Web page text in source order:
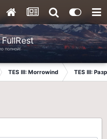
полной!
TES III: Morrowind TES III: